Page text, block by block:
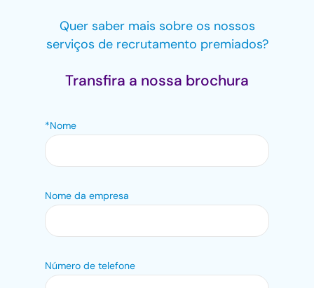
Quer saber mais sobre os nossos
serviços de recrutamento premiados?
Transfira a nossa brochura
*Nome
Nome da empresa
Número de telefone